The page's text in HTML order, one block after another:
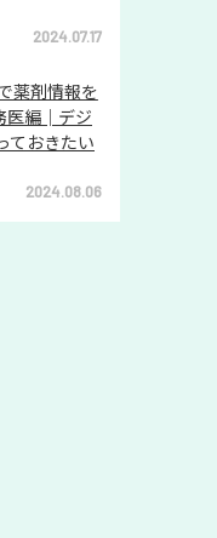
2024.07.17
薬剤情報を
医編│デジ
ておきたい
2024.08.06